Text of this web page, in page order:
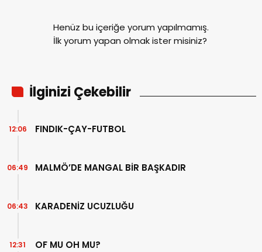
Henüz bu içeriğe yorum yapılmamış.
İlk yorum yapan olmak ister misiniz?
İlginizi Çekebilir
FINDIK-ÇAY-FUTBOL
12:06
MALMÖ’DE MANGAL BİR BAŞKADIR
06:49
KARADENİZ UCUZLUĞU
06:43
OF MU OH MU?
12:31